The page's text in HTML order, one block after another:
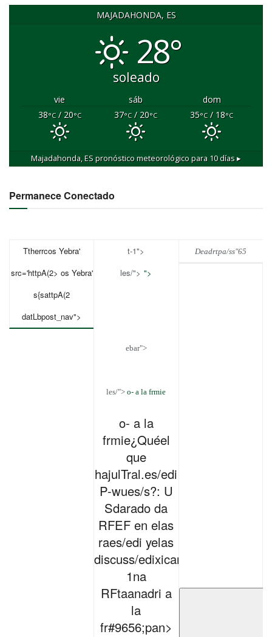
MAJADAHONDA, ES
28°
soleado
vie sáb
dom
38°C/ 20°C 37°C/ 20°C 35°C/ 18°C
Majadahonda, ESpronóstico meteorológico para 10 días ▸
Permanece Conectado
Ttherrcos Yebra'
src='httpA(2> os Yebra'
s{sattpA(2
datLbpost_nav">
t-1">
les/"> ">
ebar">
les/">o- a la frmie
o- a la
frmie¿Quéel
que
hajulTral.es/edi
P-wues/s?: U
Sdarado da
RFEF en elas
raes/edi yelas
discuss/edixicanueva
1na
RFtaanadri a
la
fr#9656;pan>
Deadrtpa/ss"65